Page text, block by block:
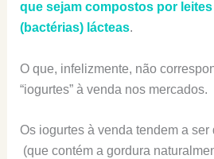
que sejam compostos por
(bactérias) lácteas.
O que, infelizmente, não
“iogurtes” à venda nos mercados.
Os iogurtes à venda tendem a ser
(que contém a gordura